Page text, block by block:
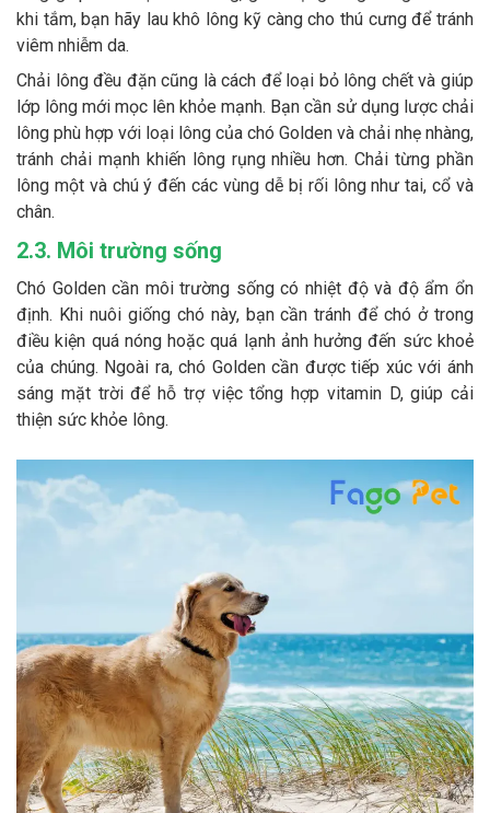
khi tắm, bạn hãy lau khô lông kỹ càng cho thú cưng để tránh
viêm nhiễm da.
Chải lông đều đặn cũng là cách để loại bỏ lông chết và giúp
lớp lông mới mọc lên khỏe mạnh. Bạn cần sử dụng lược chải
lông phù hợp với loại lông của chó Golden và chải nhẹ nhàng,
tránh chải mạnh khiến lông rụng nhiều hơn. Chải từng phần
lông một và chú ý đến các vùng dễ bị rối lông như tai, cổ và
chân.
2.3. Môi trường sống
Chó Golden cần môi trường sống có nhiệt độ và độ ẩm ổn
định. Khi nuôi giống chó này, bạn cần tránh để chó ở trong
điều kiện quá nóng hoặc quá lạnh ảnh hưởng đến sức khoẻ
của chúng. Ngoài ra, chó Golden cần được tiếp xúc với ánh
sáng mặt trời để hỗ trợ việc tổng hợp vitamin D, giúp cải
thiện sức khỏe lông.